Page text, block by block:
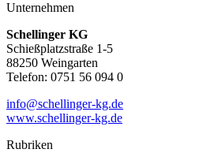
Unternehmen
Schellinger KG
Schießplatzstraße 1-5
88250 Weingarten
Telefon: 0751 56 094 0
info@schellinger-kg.de
www.schellinger-kg.de
Rubriken